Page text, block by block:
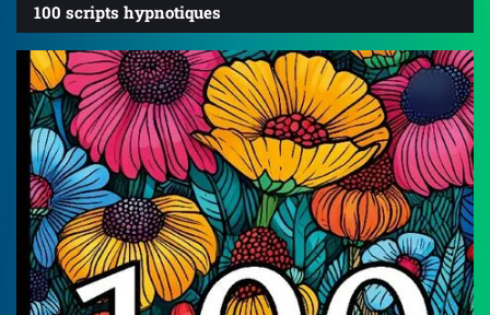
100 scripts hypnotiques